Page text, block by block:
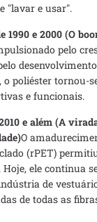
"lavar e usar".
1990 e 2000 (O
pelo
o poliéster tornou-
e funcionais.
e além (A
O
(rPET)
Hoje, ele continua
de
de todas as